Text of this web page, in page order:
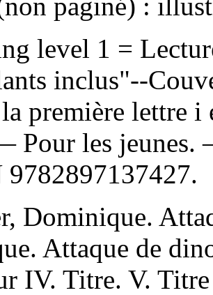
level 1 =
inclus"--
première lettre i
Pour les
9782897137427.
Dominique.
Attaque de
IV. Titre. V.